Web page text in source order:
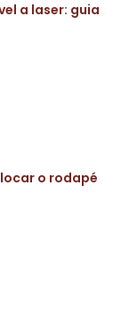
a laser: guia
o rodapé